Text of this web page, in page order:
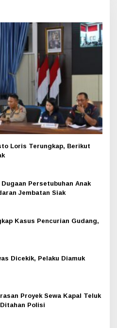
Loris Terungkap, Berikut
Persetubuhan Anak
Jembatan Siak
Kasus Pencurian Gudang,
Dicekik, Pelaku Diamuk
Proyek Sewa Kapal Teluk
Polisi